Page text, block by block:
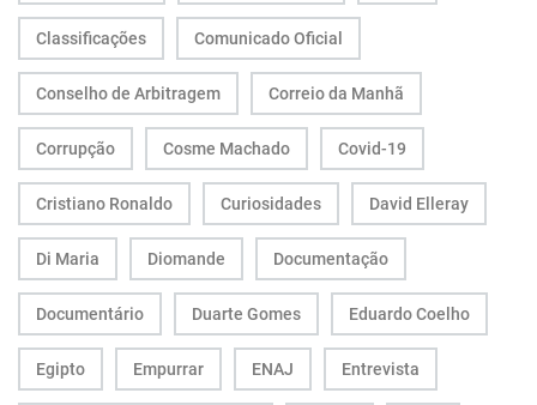
Classificações Comunicado Oficial
Conselho de Arbitragem Correio da Manhã
Corrupção Cosme Machado Covid-19
Cristiano Ronaldo Curiosidades David Elleray
Di Maria Diomande Documentação
Documentário Duarte Gomes Eduardo Coelho
Egipto Empurrar ENAJ Entrevista